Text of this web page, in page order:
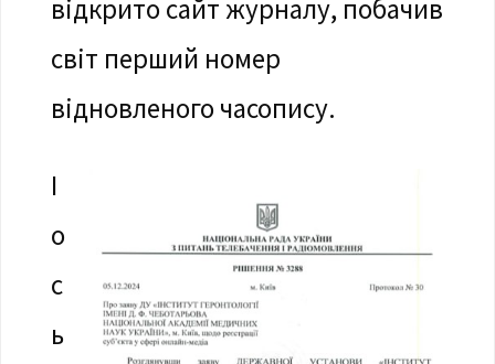
відкрито сайт журналу, побачив
світ перший номер
відновленого часопису.
І
о
с
ь